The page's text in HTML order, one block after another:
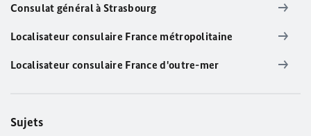
Consulat général à Strasbourg
Localisateur consulaire France métropolitaine
Localisateur consulaire France d'outre-mer
Sujets